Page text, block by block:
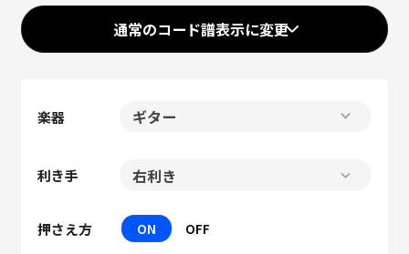
Mute
通常のコード譜表示に変更
楽器
利き手
押さえ方 ON OFF